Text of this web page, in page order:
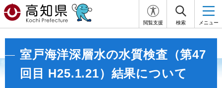
閲覧支援 検索 メニュー
室戸海洋深層水の水質検査（第47
回目 H25.1.21）結果について